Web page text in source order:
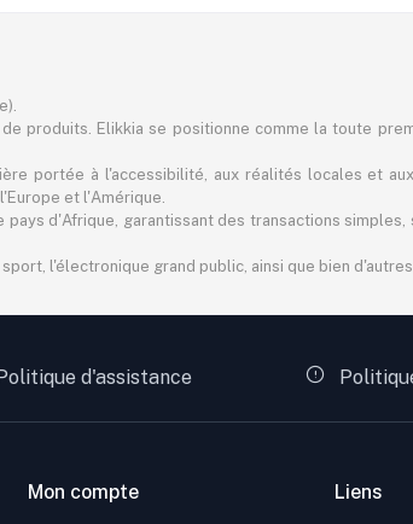
produits. Elikkia se positionne comme la toute
portée à l'accessibilité, aux réalités locales et
et l'Amérique.
d'Afrique, garantissant des transactions
l'électronique grand public, ainsi que bien
Politique d'assistance
Mon compte Liens